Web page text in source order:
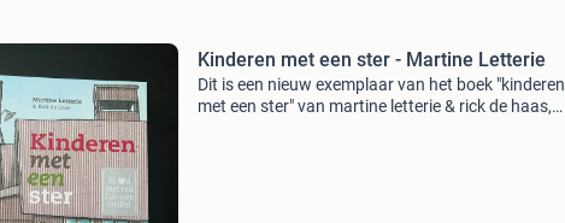
Kinderen met een ster - Martine Letterie
Dit is een nieuw exemplaar van het boek "kinderen
met een ster" van martine letterie & rick de haas,